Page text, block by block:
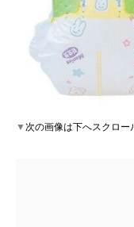
▼次の画像は下へスクロー